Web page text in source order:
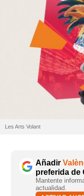
Les Arts Volant
Añadir
preferida de
Mantente
actualidad.